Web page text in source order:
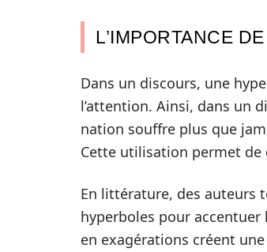
L’IMPORTANCE
Dans un discours, une
l’attention. Ainsi, dans un
nation souffre plus que
Cette utilisation permet
En littérature, des auteurs
hyperboles pour accentuer
en exagérations créent